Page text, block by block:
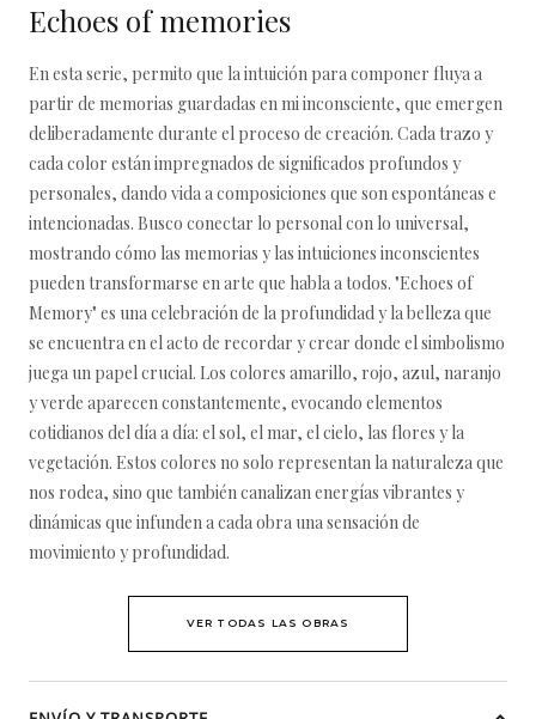
Echoes of memories
En esta serie, permito que la intuición para componer fluya a
partir de memorias guardadas en mi inconsciente, que emergen
deliberadamente durante el proceso de creación. Cada trazo y
cada color están impregnados de significados profundos y
personales, dando vida a composiciones que son espontáneas e
intencionadas. Busco conectar lo personal con lo universal,
mostrando cómo las memorias y las intuiciones inconscientes
pueden transformarse en arte que habla a todos. "Echoes of
Memory" es una celebración de la profundidad y la belleza que
se encuentra en el acto de recordar y crear donde el simbolismo
juega un papel crucial. Los colores amarillo, rojo, azul, naranjo
y verde aparecen constantemente, evocando elementos
cotidianos del día a día: el sol, el mar, el cielo, las flores y la
vegetación. Estos colores no solo representan la naturaleza que
nos rodea, sino que también canalizan energías vibrantes y
dinámicas que infunden a cada obra una sensación de
movimiento y profundidad.
VER TODAS LAS OBRAS